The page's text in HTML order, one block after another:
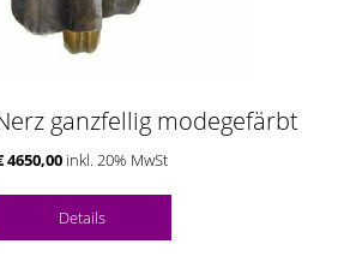
ganzfellig modegefärbt
4650,00 inkl. 20% MwSt
Details